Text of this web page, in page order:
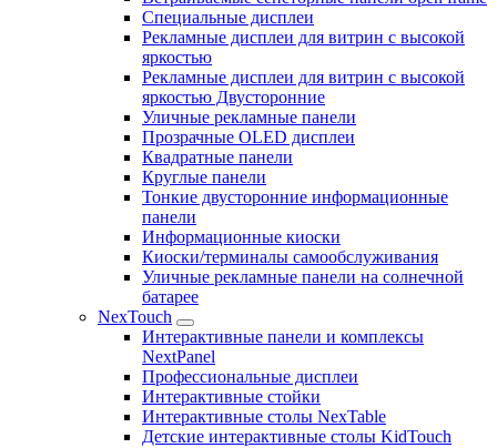
Специальные дисплеи
Рекламные дисплеи для витрин с высокой
яркостью
Рекламные дисплеи для витрин с высокой
яркостью Двусторонние
Уличные рекламные панели
Прозрачные OLED дисплеи
Квадратные панели
Круглые панели
Тонкие двусторонние информационные
панели
Информационные киоски
Киоски/терминалы самообслуживания
Уличные рекламные панели на солнечной
батарее
NexTouch
Интерактивные панели и комплексы
NextPanel
Профессиональные дисплеи
Интерактивные стойки
Интерактивные столы NexTable
Детские интерактивные столы KidTouch